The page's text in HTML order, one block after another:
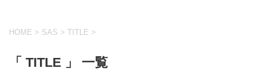
HOME > SAS > TITLE >
「 TITLE 」 一覧